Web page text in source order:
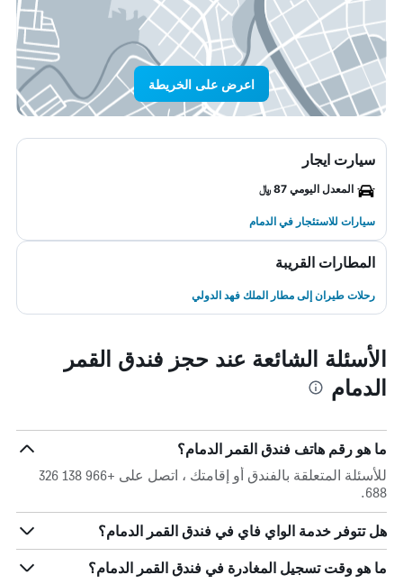
اعرض على الخريطة
سيارت ايجار
المعدل اليومي 87 ﷼
سيارات للاستئجار في الدمام
المطارات القريبة
رحلات طيران إلى مطار الملك فهد الدولي
الأسئلة الشائعة عند حجز فندق القمر
الدمام
ما هو رقم هاتف فندق القمر الدمام؟
للأسئلة المتعلقة بالفندق أو إقامتك ، اتصل على +966 138 326
688.
هل تتوفر خدمة الواي فاي في فندق القمر الدمام؟
ما هو وقت تسجيل المغادرة في فندق القمر الدمام؟